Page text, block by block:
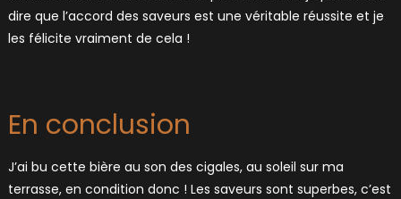
dire que l’accord des saveurs est une véritable réussite et je
les félicite vraiment de cela !
En conclusion
J’ai bu cette bière au son des cigales, au soleil sur ma
terrasse, en condition donc ! Les saveurs sont superbes, c’est